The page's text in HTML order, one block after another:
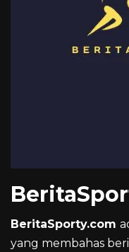
BeritaSporty.com
yang membahas